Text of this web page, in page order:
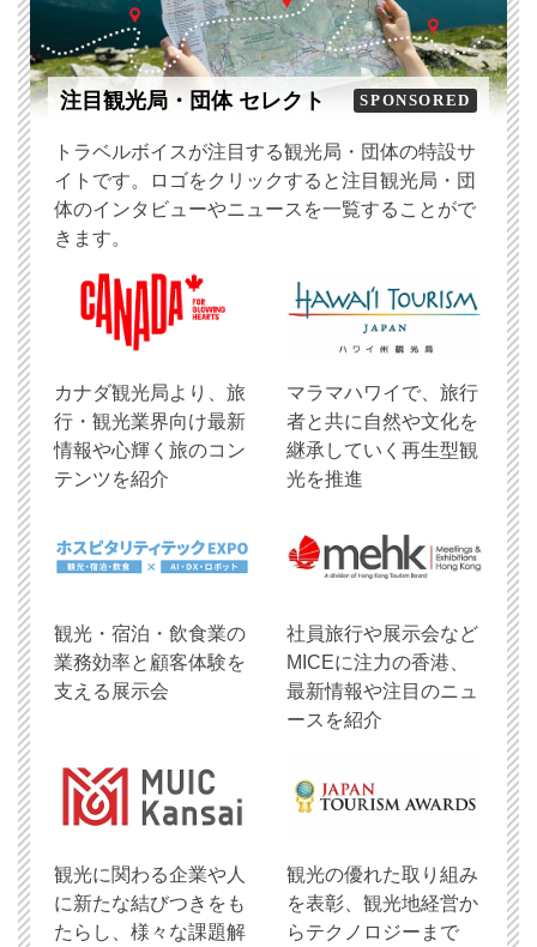
注目観光局・団体 セレクト SPONSORED
トラベルボイスが注目する観光局・団体の特設サ
イトです。ロゴをクリックすると注目観光局・団
体のインタビューやニュースを一覧することがで
きます。
​カナダ観光局より、旅
行・観光業界向け最新
情報や心輝く旅のコン
テンツを紹介
マラマハワイで、旅行
者と共に自然や文化を
継承していく再生型観
光を推進
観光・宿泊・飲食業の
業務効率と顧客体験を
支える展示会
社員旅行や展示会など
MICEに注力の香港、
最新情報や注目のニュ
ースを紹介
観光に関わる企業や人
に新たな結びつきをも
たらし、様々な課題解
観光の優れた取り組み
を表彰、観光地経営か
らテクノロジーまで